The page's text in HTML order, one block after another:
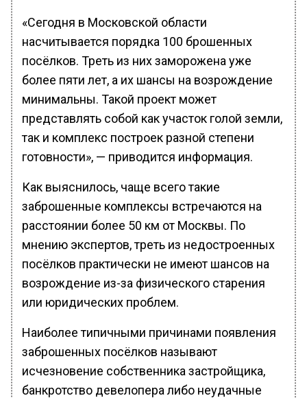
«Сегодня в Московской области
насчитывается порядка 100 брошенных
посёлков. Треть из них заморожена уже
более пяти лет, а их шансы на возрождение
минимальны. Такой проект может
представлять собой как участок голой земли,
так и комплекс построек разной степени
готовности», — приводится информация.
Как выяснилось, чаще всего такие
заброшенные комплексы встречаются на
расстоянии более 50 км от Москвы. По
мнению экспертов, треть из недостроенных
посёлков практически не имеют шансов на
возрождение из-за физического старения
или юридических проблем.
Наиболее типичными причинами появления
заброшенных посёлков называют
исчезновение собственника застройщика,
банкротство девелопера либо неудачные